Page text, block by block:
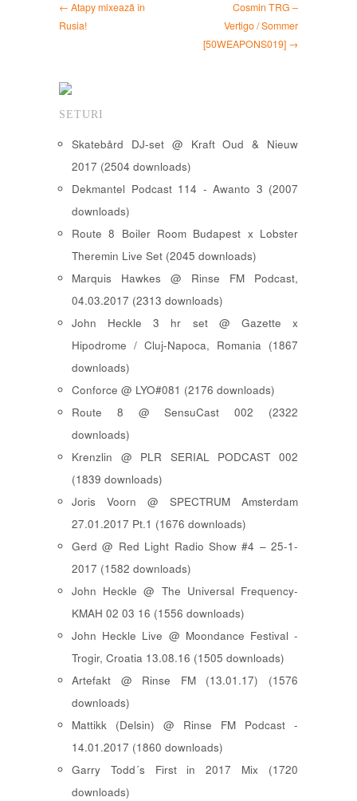
← Atapy mixează în
Rusia!
Cosmin TRG –
Vertigo / Sommer
[50WEAPONS019] →
SETURI
Skatebård DJ-set @ Kraft Oud & Nieuw
2017 (2504 downloads)
Dekmantel Podcast 114 - Awanto 3 (2007
downloads)
Route 8 Boiler Room Budapest x Lobster
Theremin Live Set (2045 downloads)
Marquis Hawkes @ Rinse FM Podcast,
04.03.2017 (2313 downloads)
John Heckle 3 hr set @ Gazette x
Hipodrome / Cluj-Napoca, Romania (1867
downloads)
Conforce @ LYO#081 (2176 downloads)
Route 8 @ SensuCast 002 (2322
downloads)
Krenzlin @ PLR SERIAL PODCAST 002
(1839 downloads)
Joris Voorn @ SPECTRUM Amsterdam
27.01.2017 Pt.1 (1676 downloads)
Gerd @ Red Light Radio Show #4 – 25-1-
2017 (1582 downloads)
John Heckle @ The Universal Frequency-
KMAH 02 03 16 (1556 downloads)
John Heckle Live @ Moondance Festival -
Trogir, Croatia 13.08.16 (1505 downloads)
Artefakt @ Rinse FM (13.01.17) (1576
downloads)
Mattikk (Delsin) @ Rinse FM Podcast -
14.01.2017 (1860 downloads)
Garry Todd´s First in 2017 Mix (1720
downloads)